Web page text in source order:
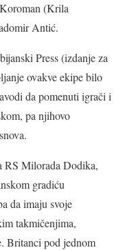
(Krila
Antić.
Press (izdanje za
ovakve ekipe bilo
da pomenuti igrači i
pa njihovo
RS Milorada Dodika,
gradiću
da imaju svoje
takmičenjima,
Britanci pod jednom